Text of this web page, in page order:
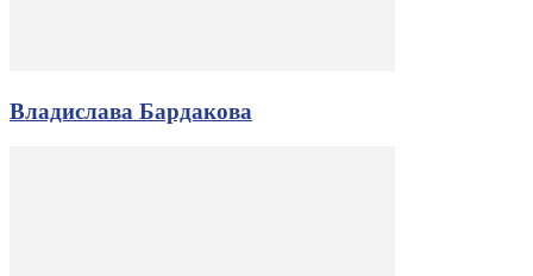
Владислава Бардакова